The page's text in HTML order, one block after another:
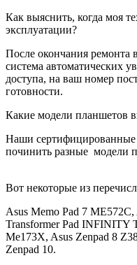
Как выяснить, когда моя
эксплуатации?
После окончания ремонта
система автоматических
доступа, на ваш номер
готовности.
Какие модели планшетов
Наши
починить разные модели
Вот некоторые из
Asus Memo Pad 7
Transformer Pad INFINITY
Me173X, Asus Zenpad 8
Zenpad 10.